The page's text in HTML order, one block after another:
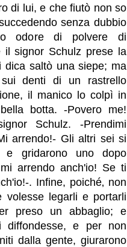
di lui, e che fiutò non so
senza dubbio
odore di polvere di
il signor Schulz prese la
saltò una siepe; ma
denti di un rastrello
il manico lo colpì in
botta. -Povero me!
Schulz. -Prendimi
arrendo!- Gli altri sei si
e gridarono uno dopo
arrendo anch'io! Se ti
. Infine, poiché‚ non
volesse legarli e portarli
preso un abbaglio; e
diffondesse, e per non
dalla gente, giurarono